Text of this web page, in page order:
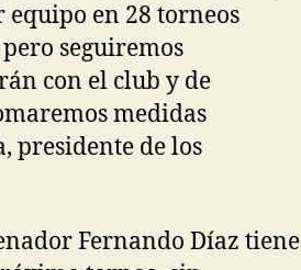
equipo en 28 torneos
seguiremos
con el club y de
medidas
presidente de los
Fernando Díaz tiene